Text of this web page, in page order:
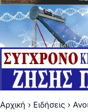
Αρχική › Ειδήσεις ›